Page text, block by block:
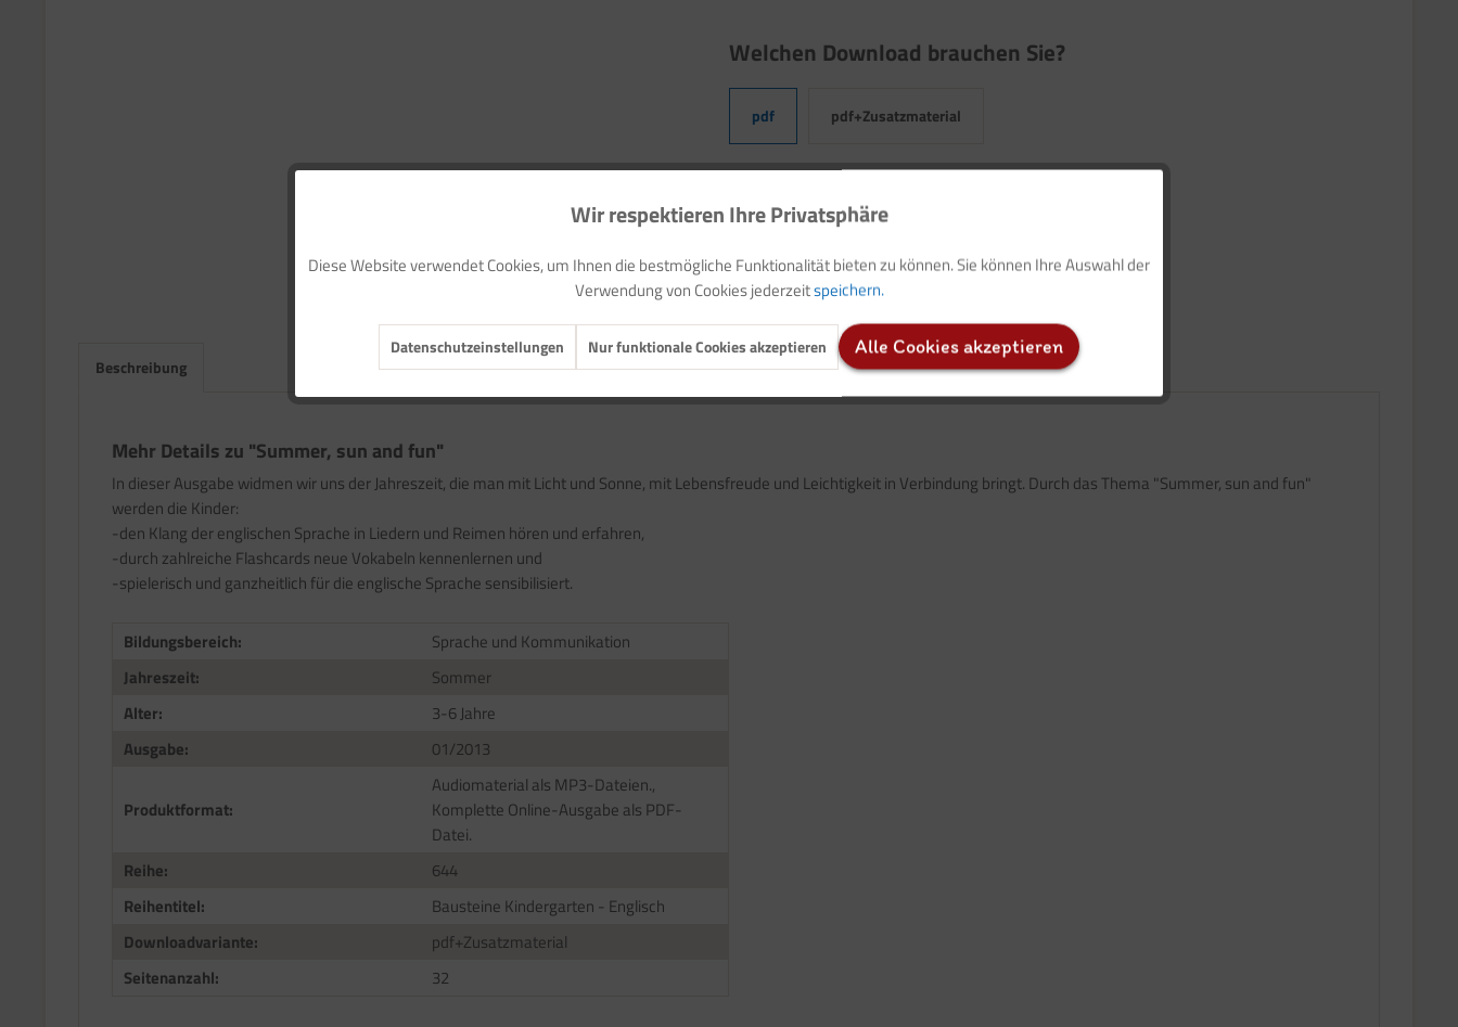
Welchen Download brauchen Sie?
pdf pdf+Zusatzmaterial
Ihre Vorteile auf einen Blick >>
Auf Ihren Merkzettel setzen
Beschreibung
Mehr Details zu "Summer, sun and fun"
In dieser Ausgabe widmen wir uns der Jahreszeit, die man mit Licht und Sonne, mit Lebensfreude und Leichtigkeit in Verbindung bringt. Durch das Thema "Summer, sun and fun"
werden die Kinder:
-den Klang der englischen Sprache in Liedern und Reimen hören und erfahren,
-durch zahlreiche Flashcards neue Vokabeln kennenlernen und
-spielerisch und ganzheitlich für die englische Sprache sensibilisiert.
Bildungsbereich:
Sprache und Kommunikation
Jahreszeit:
Sommer
Alter:
3-6 Jahre
Ausgabe:
01/2013
Produktformat:
Audiomaterial als MP3-Dateien.,
Komplette Online-Ausgabe als PDF-
Datei.
Reihe:
644
Reihentitel:
Bausteine Kindergarten - Englisch
Downloadvariante:
pdf+Zusatzmaterial
Seitenanzahl:
32
Inaktiv
Wir respektieren Ihre Privatsphäre
Diese Website verwendet Cookies, um Ihnen die bestmögliche Funktionalität bieten zu können. Sie können Ihre Auswahl der
Verwendung von Cookies jederzeitspeichern.
Datenschutzeinstellungen Nur funktionale Cookies akzeptieren Alle Cookies akzeptieren